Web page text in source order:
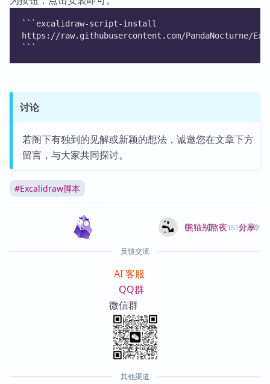
```excalidraw-script-install
https://raw.githubusercontent.com/PandaNocturne/
```
讨论
若阁下有独到的见解或新颖的想法，诚邀您在文章下方
留言，与大家共同探讨。
#Excalidraw脚本
熊猫别熬夜151篇文章
0 0 分享
反馈交流
AI 客服
QQ群
微信群
其他渠道